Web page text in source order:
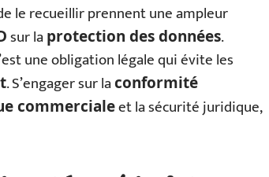
le recueillir prennent une ampleur
sur laprotection des données.
une obligation légale qui évite les
. S’engager sur laconformité
commercialeet la sécurité juridique,